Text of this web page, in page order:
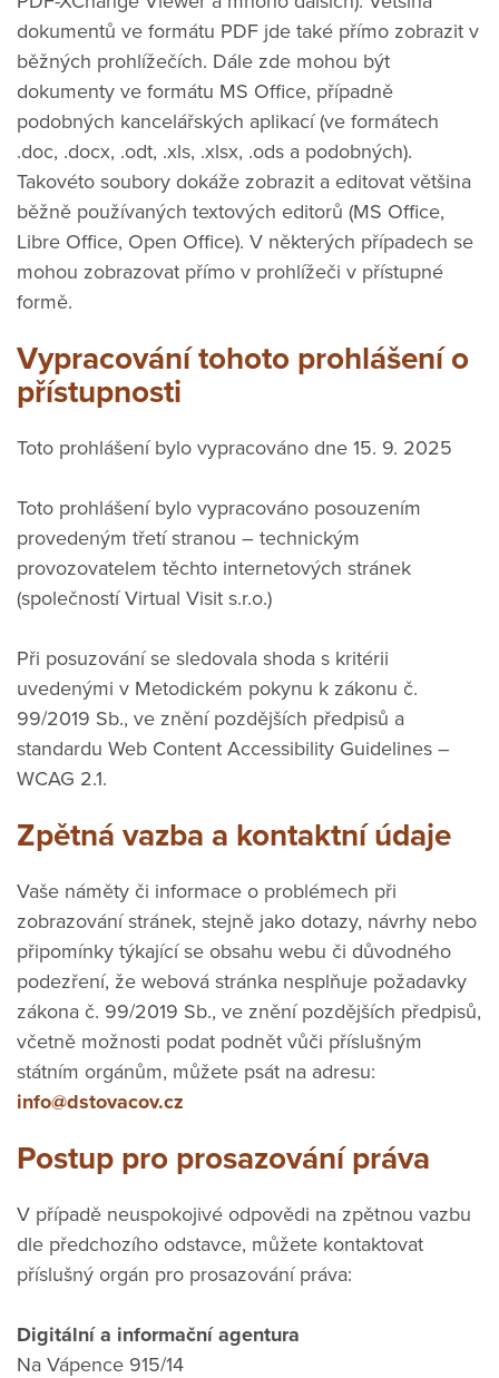
dokumentů ve formátu PDF jde také přímo zobrazit v
běžných prohlížečích. Dále zde mohou být
dokumenty ve formátu MS Office, případně
podobných kancelářských aplikací (ve formátech
.doc, .docx, .odt, .xls, .xlsx, .ods a podobných).
Takovéto soubory dokáže zobrazit a editovat většina
běžně používaných textových editorů (MS Office,
Libre Office, Open Office). V některých případech se
mohou zobrazovat přímo v prohlížeči v přístupné
formě.
Vypracování tohoto prohlášení o
přístupnosti
Toto prohlášení bylo vypracováno dne 15. 9. 2025
Toto prohlášení bylo vypracováno posouzením
provedeným třetí stranou – technickým
provozovatelem těchto internetových stránek
(společností Virtual Visit s.r.o.)
Při posuzování se sledovala shoda s kritérii
uvedenými v Metodickém pokynu k zákonu č.
99/2019 Sb., ve znění pozdějších předpisů a
standardu Web Content Accessibility Guidelines –
WCAG 2.1.
Zpětná vazba a kontaktní údaje
Vaše náměty či informace o problémech při
zobrazování stránek, stejně jako dotazy, návrhy nebo
připomínky týkající se obsahu webu či důvodného
podezření, že webová stránka nesplňuje požadavky
zákona č. 99/2019 Sb., ve znění pozdějších předpisů,
včetně možnosti podat podnět vůči příslušným
státním orgánům, můžete psát na adresu:
info@dstovacov.cz
Postup pro prosazování práva
V případě neuspokojivé odpovědi na zpětnou vazbu
dle předchozího odstavce, můžete kontaktovat
příslušný orgán pro prosazování práva:
Digitální a informační agentura
Na Vápence 915/14